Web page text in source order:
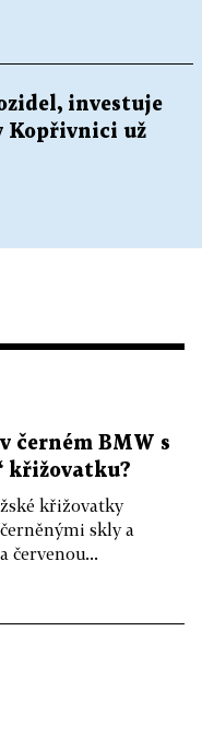
investuje
Kopřivnici už
černém BMW s
křižovatku?
křižovatky
skly a
červenou...